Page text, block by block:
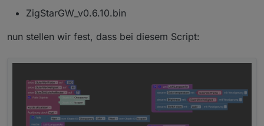
ZigStarGW_v0.6.10.bin
nun stellen wir fest, dass bei diesem Script: